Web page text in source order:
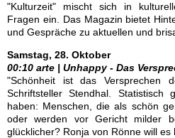
"Kulturzeit" mischt sich in
Fragen ein. Das Magazin bietet
und Gespräche zu aktuellen und
Samstag, 28. Oktober
00:10 arte | Unhappy - Das
"Schönheit ist das Versprechen
Schriftsteller Stendhal.
haben: Menschen, die als schön
oder werden vor Gericht milder
glücklicher? Ronja von Rönne will es